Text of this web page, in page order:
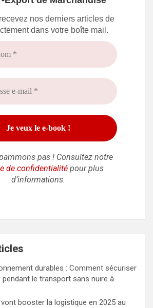
nos derniers articles de
dans votre boîte mail.
pas ! Consultez notre
de confidentialitépour plus
d’informations.
durables : Comment sécuriser
le transport sans nuire à
booster la logistique en 2025 au